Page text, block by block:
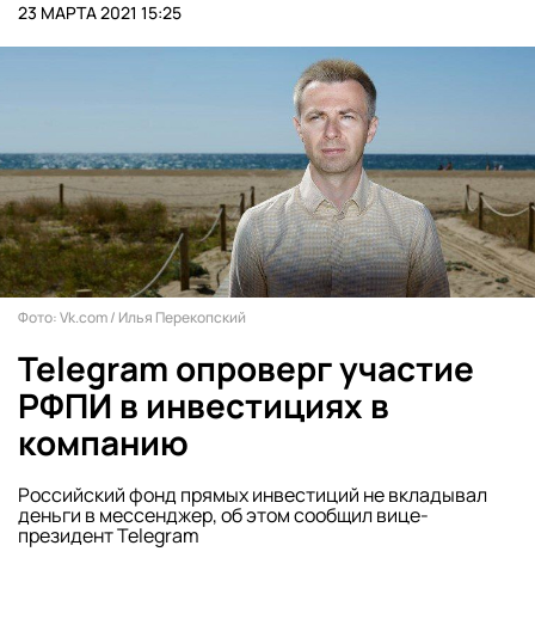
23 МАРТА 2021 15:25
Фото: Vk.com / Илья Перекопский
Telegram опроверг участие
РФПИ в инвестициях в
компанию
Российский фонд прямых инвестиций не вкладывал
деньги в мессенджер, об этом сообщил вице-
президент Telegram